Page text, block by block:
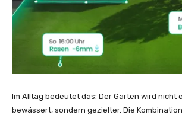
Im Alltag bedeutet das: Der Garten wird nicht
bewässert, sondern gezielter. Die